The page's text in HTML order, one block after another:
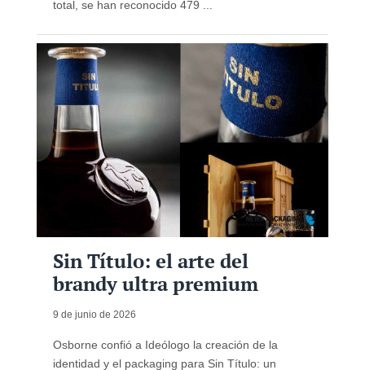
total, se han reconocido 479 ...
Sin Título: el arte del
brandy ultra premium
9 de junio de 2026
Osborne confió a Ideólogo la creación de la
identidad y el packaging para Sin Título: un